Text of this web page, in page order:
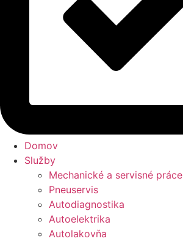
Domov
Služby
Mechanické a servisné práce
Pneuservis
Autodiagnostika
Autoelektrika
Autolakovňa